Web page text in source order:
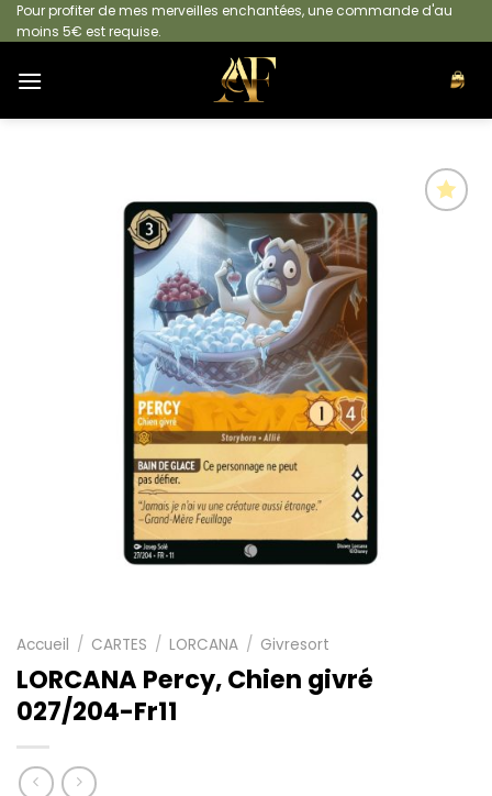
Passer
au
contenu
Pour profiter de mes merveilles enchantées, une commande d'au
moins 5€ est requise.
Accueil / CARTES / LORCANA / Givresort
LORCANA Percy, Chien givré
027/204-Fr11